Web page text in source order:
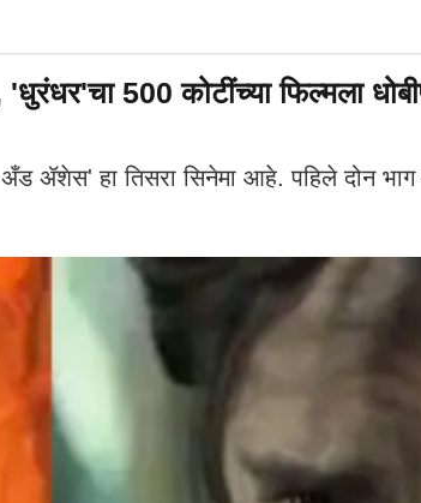
500 कोटींच्या फिल्मला
हा तिसरा सिनेमा आहे. पहिले दोन भाग